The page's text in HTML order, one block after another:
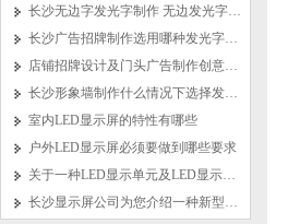
长沙无边字发光字制作 无边发光字广告加工厂
长沙广告招牌制作选用哪种发光字效果才最好？
店铺招牌设计及门头广告制作创意怎么做出与众不同
长沙形象墙制作什么情况下选择发光工艺比较好？
室内LED显示屏的特性有哪些
户外LED显示屏必须要做到哪些要求
关于一种LED显示单元及LED显示屏的发明
长沙显示屏公司为您介绍一种新型的LED显示系统